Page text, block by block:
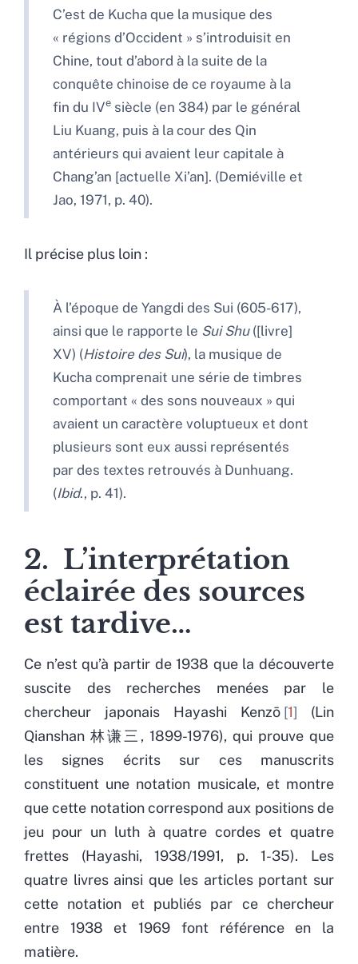
C’est de Kucha que la musique des
« régions d’Occident » s’introduisit en
Chine, tout d’abord à la suite de la
conquête chinoise de ce royaume à la
fin du IVe siècle (en 384) par le général
Liu Kuang, puis à la cour des Qin
antérieurs qui avaient leur capitale à
Chang’an [actuelle Xi’an]. (Demiéville et
Jao, 1971, p. 40).
Il précise plus loin :
À l’époque de Yangdi des Sui (605-617),
ainsi que le rapporte le Sui Shu([livre]
XV) (Histoire des Sui), la musique de
Kucha comprenait une série de timbres
comportant « des sons nouveaux » qui
avaient un caractère voluptueux et dont
plusieurs sont eux aussi représentés
par des textes retrouvés à Dunhuang.
(Ibid., p. 41).
2. L’interprétation
éclairée des sources
est tardive…
Ce n’est qu’à partir de 1938 que la découverte
suscite des recherches menées par le
chercheur japonais Hayashi Kenzō 1
(Lin
Qianshan 林谦三, 1899-1976), qui prouve que
les signes écrits sur ces manuscrits
constituent une notation musicale, et montre
que cette notation correspond aux positions de
jeu pour un luth à quatre cordes et quatre
frettes (Hayashi, 1938/1991, p. 1-35). Les
quatre livres ainsi que les articles portant sur
cette notation et publiés par ce chercheur
entre 1938 et 1969 font référence en la
matière.